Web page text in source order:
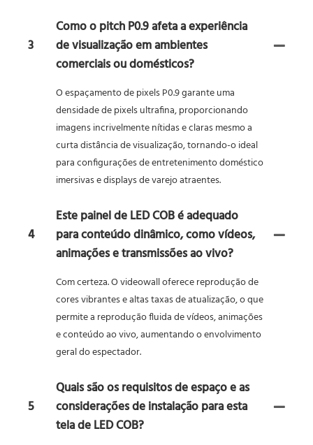
3
Como o pitch P0.9 afeta a experiência
de visualização em ambientes
comerciais ou domésticos?
O espaçamento de pixels P0.9 garante uma
densidade de pixels ultrafina, proporcionando
imagens incrivelmente nítidas e claras mesmo a
curta distância de visualização, tornando-o ideal
para configurações de entretenimento doméstico
imersivas e displays de varejo atraentes.
4
Este painel de LED COB é adequado
para conteúdo dinâmico, como vídeos,
animações e transmissões ao vivo?
Com certeza. O videowall oferece reprodução de
cores vibrantes e altas taxas de atualização, o que
permite a reprodução fluida de vídeos, animações
e conteúdo ao vivo, aumentando o envolvimento
geral do espectador.
5
Quais são os requisitos de espaço e as
considerações de instalação para esta
tela de LED COB?